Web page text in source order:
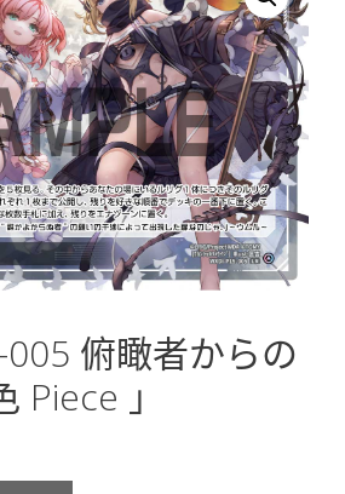
005 俯瞰者からの
Piece 」